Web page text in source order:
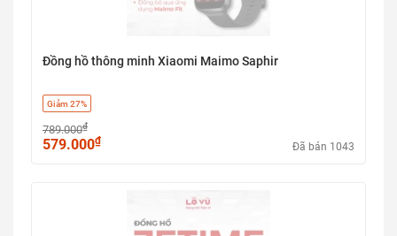
Đồng hồ thông minh Xiaomi Maimo Saphir
Giảm 27%
789.000₫
579.000₫ Đã bán 1043